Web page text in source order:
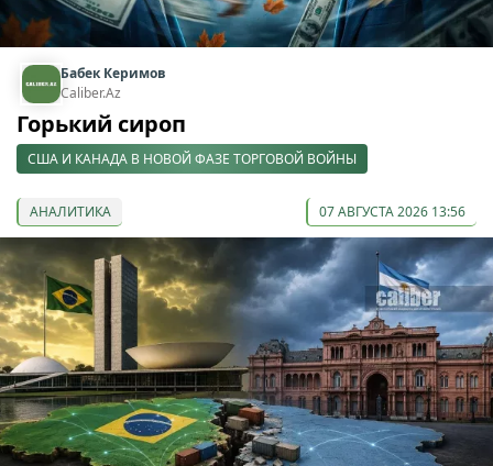
Бабек Керимов
Caliber.Az
Горький сироп
США И КАНАДА В НОВОЙ ФАЗЕ ТОРГОВОЙ ВОЙНЫ
АНАЛИТИКА 07 АВГУСТА 2026 13:56